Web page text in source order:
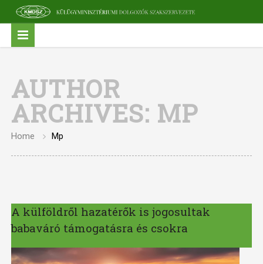
AUTHOR
ARCHIVES: MP
Home Mp
A külföldről hazatérők is jogosultak
babaváró támogatásra és csokra